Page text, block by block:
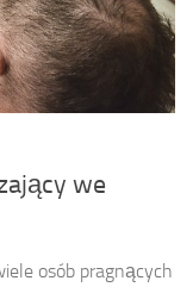
we
osób pragnących